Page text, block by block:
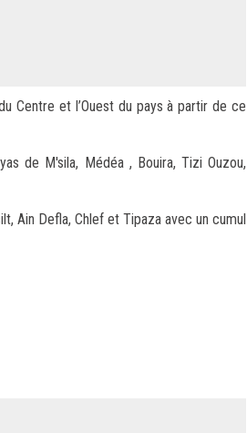
Centre et l’Ouest du pays à partir de ce
de M'sila, Médéa , Bouira, Tizi Ouzou,
Ain Defla, Chlef et Tipaza avec un cumul